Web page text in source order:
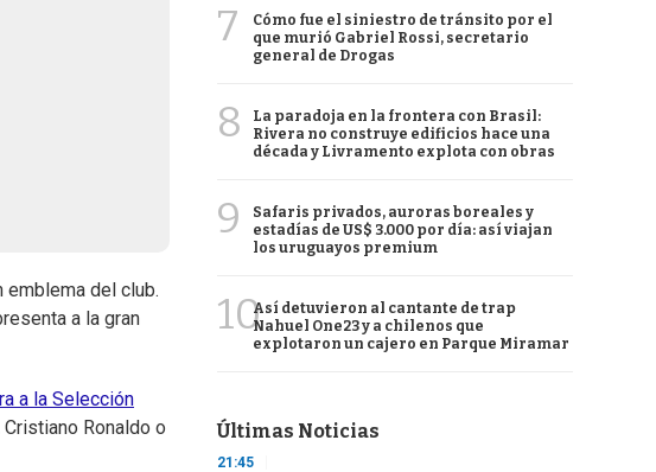
emblema del club.
a la gran
a la Selección
Ronaldo o
7
Cómo fue el siniestro de tránsito por el
que murió Gabriel Rossi, secretario
general de Drogas
8
La paradoja en la frontera con Brasil:
Rivera no construye edificios hace una
década y Livramento explota con obras
9
Safaris privados, auroras boreales y
estadías de US$ 3.000 por día: así viajan
los uruguayos premium
10Así detuvieron al cantante de trap
Nahuel One23 y a chilenos que
explotaron un cajero en Parque Miramar
Últimas Noticias
21:45